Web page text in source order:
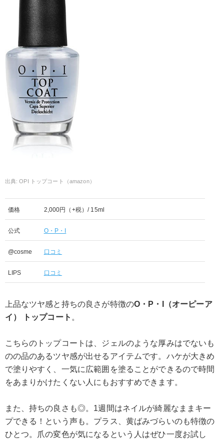
OPI トップコート（amazon）
価格 2,000円（+税）/ 15ml
公式 O・P・I
@cosme 口コミ
LIPS 口コミ
上品なツヤ感と持ちの良さが特徴のO・P・I（オーピーア
イ） トップコート 。
こちらのトップコートは、ジェルのような厚みはでないも
のの品のあるツヤ感が出せるアイテムです。ハケが大きめ
で塗りやすく、一気に広範囲を塗ることができるので時間
をあまりかけたくない人にもおすすめできます。
また、持ちの良さも◎。1週間はネイルが綺麗なままキー
プできる！という声も。プラス、黄ばみづらいのも特徴の
ひとつ。爪の変色が気になるという人はぜひ一度お試し